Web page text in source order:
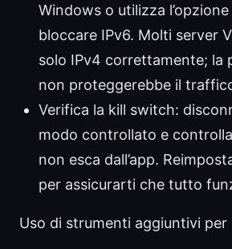
Windows o utilizza
bloccare IPv6. Molti server
solo IPv4 correttamente; la
non proteggerebbe il
Verifica la kill switch:
modo controllato e
non esca dall’app.
per assicurarti che tutto
Uso di strumenti aggiuntivi per